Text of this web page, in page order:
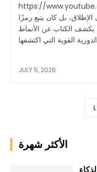
https://
بل كان يتبع رمزًا
يكشف الكتاب عن الأنماط
JULY 5, 2026
الأكثر شهرة